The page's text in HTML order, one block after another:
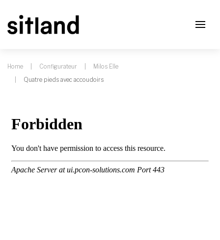
Home Configurateur
Milos Elle
Quatre pieds avec accoudoirs